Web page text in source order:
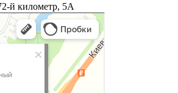
й километр, 5А